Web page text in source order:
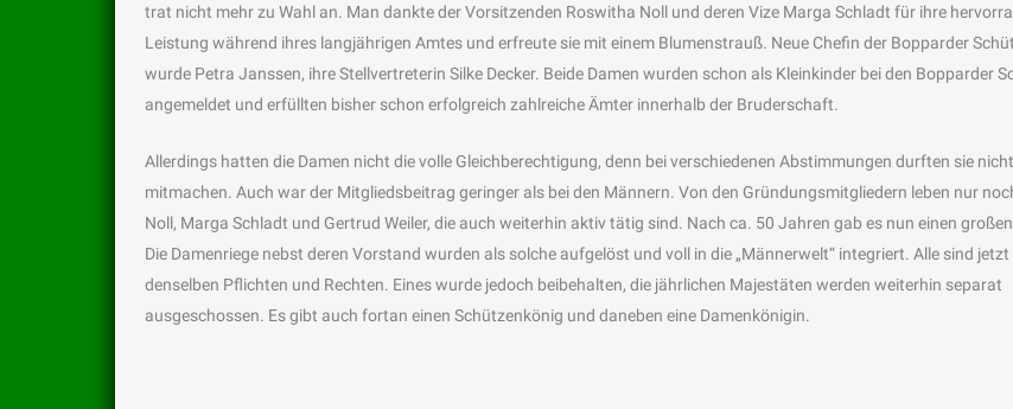
trat nicht mehr zu Wahl an. Man dankte der Vorsitzenden Roswitha Noll und deren Vize Marga Schladt für ihre
Leistung während ihres langjährigen Amtes und erfreute sie mit einem Blumenstrauß. Neue Chefin der Bopparder
wurde Petra Janssen, ihre Stellvertreterin Silke Decker. Beide Damen wurden schon als Kleinkinder bei den Bopparder
angemeldet und erfüllten bisher schon erfolgreich zahlreiche Ämter innerhalb der Bruderschaft.
Allerdings hatten die Damen nicht die volle Gleichberechtigung, denn bei verschiedenen Abstimmungen durften sie nicht
mitmachen. Auch war der Mitgliedsbeitrag geringer als bei den Männern. Von den Gründungsmitgliedern leben nur
Noll, Marga Schladt und Gertrud Weiler, die auch weiterhin aktiv tätig sind. Nach ca. 50 Jahren gab es nun einen
Die Damenriege nebst deren Vorstand wurden als solche aufgelöst und voll in die „Männerwelt“ integriert. Alle sind
denselben Pflichten und Rechten. Eines wurde jedoch beibehalten, die jährlichen Majestäten werden weiterhin separat
ausgeschossen. Es gibt auch fortan einen Schützenkönig und daneben eine Damenkönigin.